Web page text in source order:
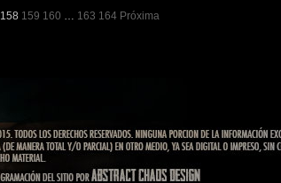
158 159 160 … 163 164 Próxima